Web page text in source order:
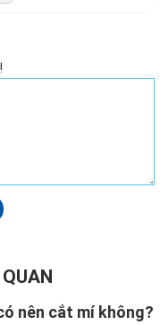
nên cắt mí không?